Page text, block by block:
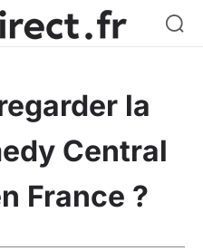
la
Central
France ?